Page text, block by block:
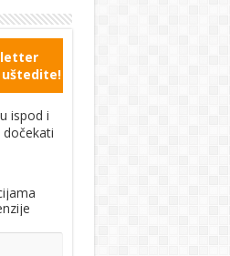
ispod i